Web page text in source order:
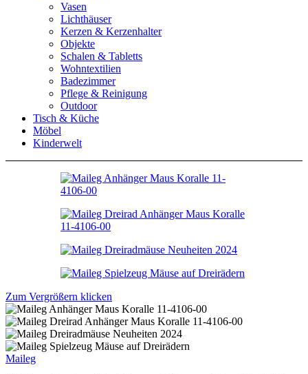
Vasen
Lichthäuser
Kerzen & Kerzenhalter
Objekte
Schalen & Tabletts
Wohntextilien
Badezimmer
Pflege & Reinigung
Outdoor
Tisch & Küche
Möbel
Kinderwelt
Zum Vergrößern klicken
Maileg